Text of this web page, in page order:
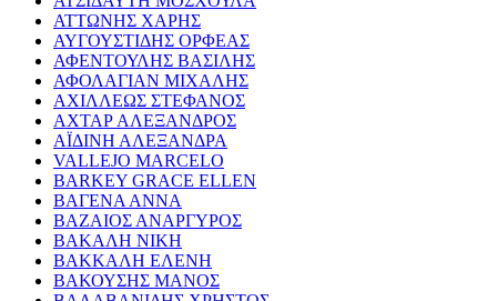
ΑΤΤΩΝΗΣ ΧΑΡΗΣ
ΑΥΓΟΥΣΤΙΔΗΣ ΟΡΦΕΑΣ
ΑΦΕΝΤΟΥΛΗΣ ΒΑΣΙΛΗΣ
ΑΦΟΛΑΓΙΑΝ ΜΙΧΑΛΗΣ
ΑΧΙΛΛΕΩΣ ΣΤΕΦΑΝΟΣ
ΑΧΤΑΡ ΑΛΕΞΑΝΔΡΟΣ
ΑΪΔΙΝΗ ΑΛΕΞΑΝΔΡΑ
VALLEJO MARCELO
BARKEY GRACE ELLEN
ΒΑΓΕΝΑ ΑΝΝΑ
ΒΑΖΑΙΟΣ ΑΝΑΡΓΥΡΟΣ
ΒΑΚΑΛΗ ΝΙΚΗ
ΒΑΚΚΑΛΗ ΕΛΕΝΗ
ΒΑΚΟΥΣΗΣ ΜΑΝΟΣ